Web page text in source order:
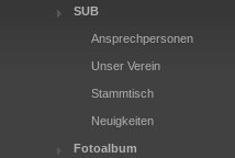
SUB
Ansprechpersonen
Unser Verein
Stammtisch
Neuigkeiten
Fotoalbum